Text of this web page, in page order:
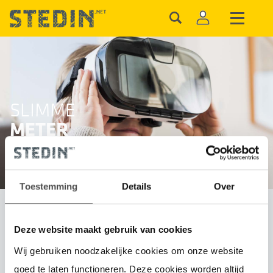
Toestemming Details Over
Deze website maakt gebruik van cookies
Wij gebruiken noodzakelijke cookies om onze website
goed te laten functioneren. Deze cookies worden altijd
SLIMME
METER
Slimme meter